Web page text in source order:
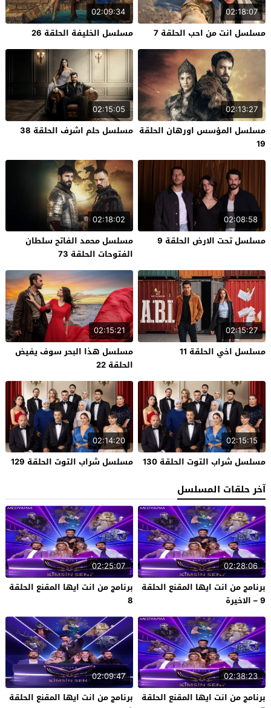
02:18:07
مسلسل انت من احب الحلقة 7
02:09:34
مسلسل الخليفة الحلقة 26
02:13:27
مسلسل المؤسس اورهان الحلقة
19
02:15:05
مسلسل حلم اشرف الحلقة 38
02:08:58
مسلسل تحت الارض الحلقة 9
02:18:02
مسلسل محمد الفاتح سلطان
الفتوحات الحلقة 73
02:15:27
مسلسل اخي الحلقة 11
02:15:21
مسلسل هذا البحر سوف يفيض
الحلقة 22
02:15:15
مسلسل شراب التوت الحلقة 130
02:14:20
مسلسل شراب التوت الحلقة 129
آخر حلقات المسلسل
02:28:06
برنامج من انت ايها المقنع الحلقة
9 – الاخيرة
02:25:07
برنامج من انت ايها المقنع الحلقة
8
02:38:23
برنامج من انت ايها المقنع الحلقة
02:09:47
برنامج من انت ايها المقنع الحلقة